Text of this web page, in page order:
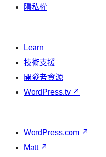
隱私權
Learn
技術支援
開發者資源
WordPress.tv ↗
WordPress.com ↗
Matt ↗